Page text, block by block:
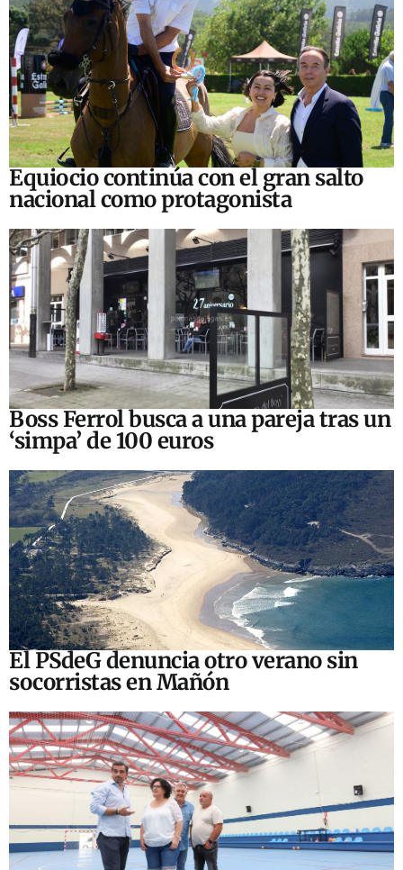
Equiocio continúa con el gran salto
nacional como protagonista
Boss Ferrol busca a una pareja tras un
‘simpa’ de 100 euros
El PSdeG denuncia otro verano sin
socorristas en Mañón